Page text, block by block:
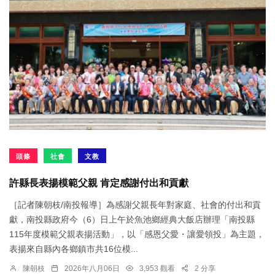
頭條 社會 文教
許縣長表揚模範父親 肯定感謝付出和貢獻
［記者陳朝枝/南投報導］為感謝父親長年對家庭、社會的付出和貢
獻，南投縣政府今（6）日上午於魚池鄉經典大飯店辦理「南投縣
115年度模範父親表揚活動」，以「感恩父愛・讓愛領投」為主題，
表揚來自縣內各鄉鎮市共16位模...
陳朝枝 2026年八月06日 3,953 觀看 2 分享